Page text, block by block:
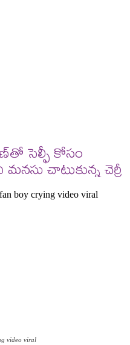
సెల్ఫీ కోసం
చాటుకున్న చెర్రీ
video viral